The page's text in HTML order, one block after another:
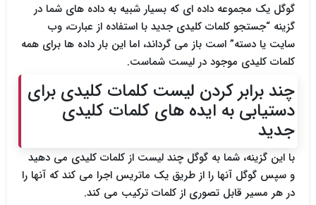
گوگل یک مجموعه داده ای که بسیار شبیه به داده های شما در
گزینه “جستجو کلمات کلیدی جدید با استفاده از عبارت، وب
سایت یا دسته” است باز می گرداند، اما این بار داده ها برای همه
کلمات کلیدی موجود در لیست شماست.
چند برابر کردن لیست کلمات کلیدی برای
دستیابی به ایده‎ های کلمات کلیدی
جدید
با این گزینه، شما به گوگل چند لیست از کلمات کلیدی می دهید
و سپس گوگل آنها را از طریق یک ماتریس اجرا می کند که آنها را
در هر مسیر قابل تصوری از کلمات ترکیب می کند.